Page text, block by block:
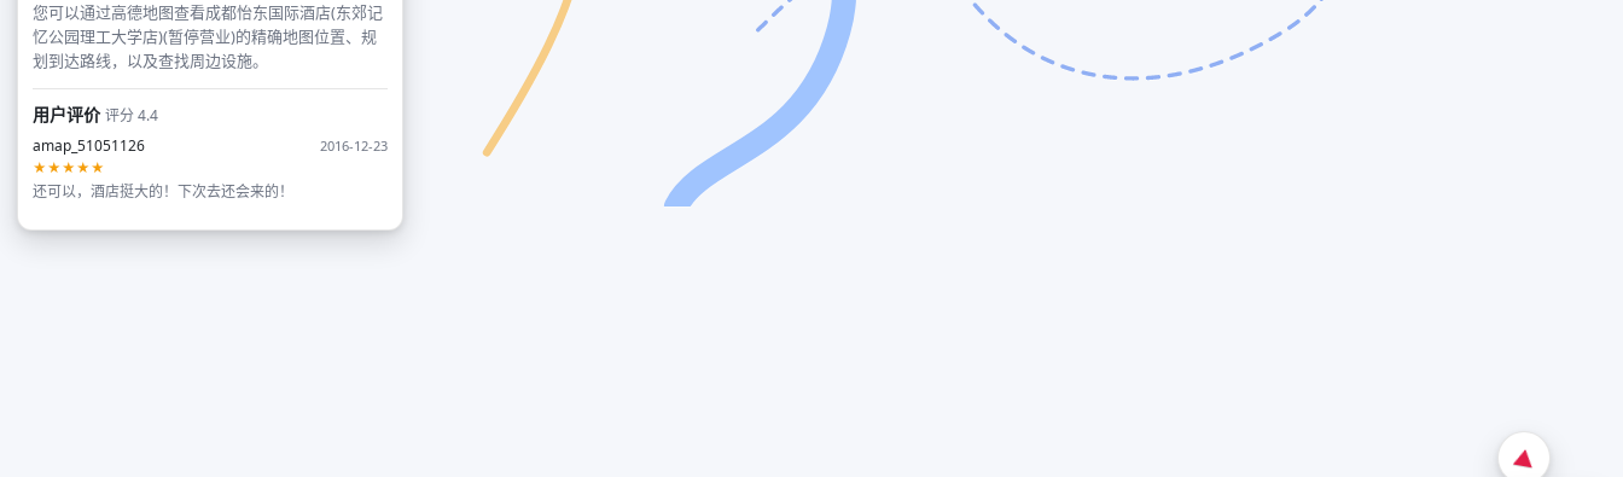
您可以通过高德地图查看成都怡东国际酒店(东郊记
忆公园理工大学店)(暂停营业)的精确地图位置、规
划到达路线，以及查找周边设施。
用户评价评分 4.4
amap_51051126
2016-12-23
★★★★★
还可以，酒店挺大的！下次去还会来的！